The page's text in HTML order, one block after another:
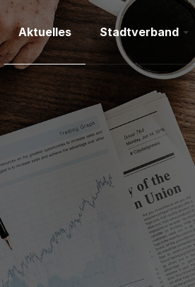
Aktuelles Stadtverband